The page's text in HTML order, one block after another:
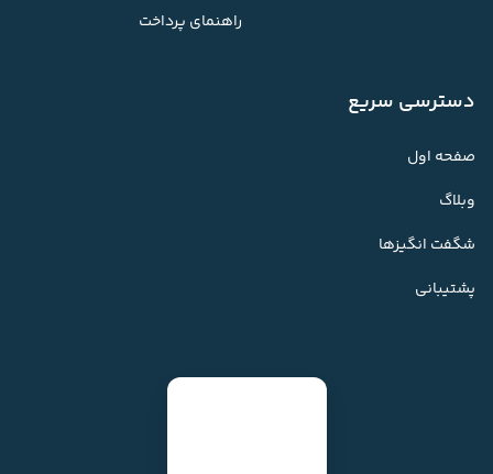
راهنمای پرداخت
دسترسی سریع
صفحه اول
وبلاگ
شگفت انگیزها
پشتیبانی